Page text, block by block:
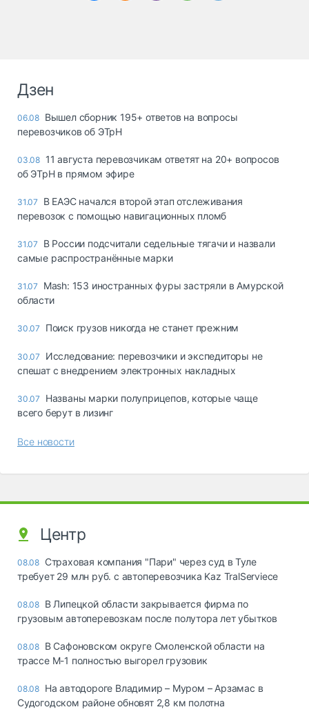
Дзен
06.08 Вышел сборник 195+ ответов на вопросы
перевозчиков об ЭТрН
03.08 11 августа перевозчикам ответят на 20+ вопросов
об ЭТрН в прямом эфире
31.07
В ЕАЭС начался второй этап отслеживания
перевозок с помощью навигационных пломб
31.07
В России подсчитали седельные тягачи и назвали
самые распространённые марки
31.07
Mash: 153 иностранных фуры застряли в Амурской
области
30.07 Поиск грузов никогда не станет прежним
30.07
Исследование: перевозчики и экспедиторы не
спешат с внедрением электронных накладных
30.07
Названы марки полуприцепов, которые чаще
всего берут в лизинг
Все новости
Центр
08.08 Страховая компания "Пари" через суд в Туле
требует 29 млн руб. с автоперевозчика Kaz TralServiece
08.08 В Липецкой области закрывается фирма по
грузовым автоперевозкам после полутора лет убытков
08.08 В Сафоновском округе Смоленской области на
трассе М-1 полностью выгорел грузовик
08.08 На автодороге Владимир – Муром – Арзамас в
Судогодском районе обновят 2,8 км полотна